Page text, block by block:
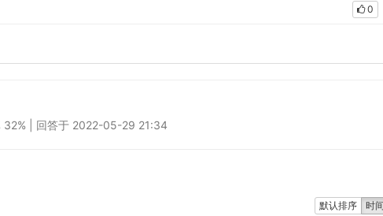
0
32% | 回答于 2022-05-29 21:34
默认排序 时